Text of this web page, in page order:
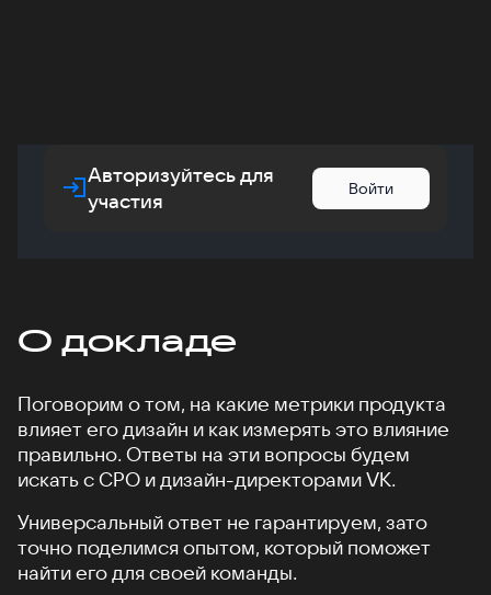
Авторизуйтесь для
участия
Войти
О докладе
Поговорим о том, на какие метрики продукта
влияет его дизайн и как измерять это влияние
правильно. Ответы на эти вопросы будем
искать с CPO и дизайн-директорами VK.
Универсальный ответ не гарантируем, зато
точно поделимся опытом, который поможет
найти его для своей команды.